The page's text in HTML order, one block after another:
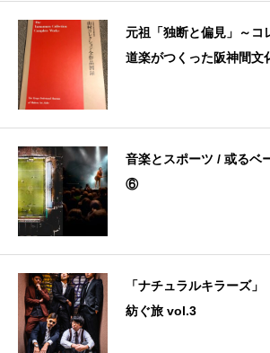
元祖「独断と偏見」～コ
道楽がつくった阪神間
音楽とスポーツ / 或るベ
⑥
「ナチュラルキラーズ
紡ぐ旅 vol.3